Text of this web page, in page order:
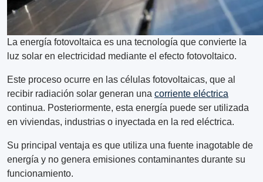
La energía fotovoltaica es una tecnología que convierte la
luz solar en electricidad mediante el efecto fotovoltaico.
Este proceso ocurre en las células fotovoltaicas, que al
recibir radiación solar generan una corriente eléctrica
continua. Posteriormente, esta energía puede ser utilizada
en viviendas, industrias o inyectada en la red eléctrica.
Su principal ventaja es que utiliza una fuente inagotable de
energía y no genera emisiones contaminantes durante su
funcionamiento.